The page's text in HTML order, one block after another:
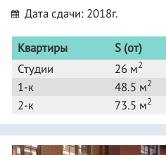
Дата сдачи: 2018г.
Квартиры S (от)
Студии
26 м2
1-к 48.5 м2
2-к 73.5 м2